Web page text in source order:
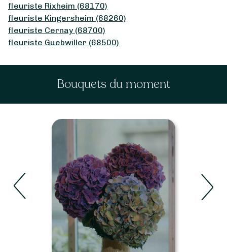
fleuriste Rixheim (68170)
fleuriste Kingersheim (68260)
fleuriste Cernay (68700)
fleuriste Guebwiller (68500)
Bouquets du moment